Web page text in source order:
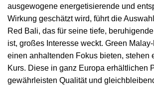
ausgewogene energetisierende und
Wirkung geschätzt wird, führt die
Red Bali, das für seine tiefe,
ist, großes Interesse weckt. Green
einen anhaltenden Fokus bieten, stehen
Kurs. Diese in ganz Europa erhältlichen
gewährleisten Qualität und